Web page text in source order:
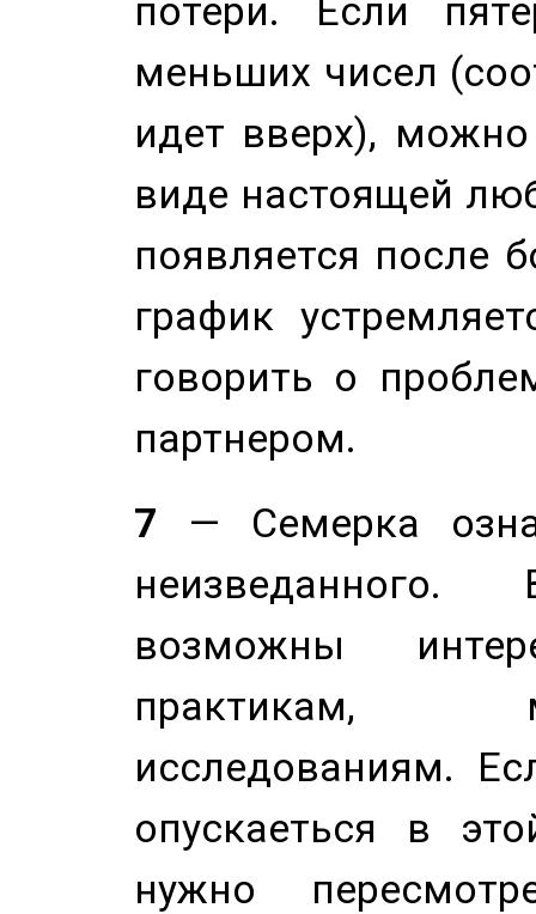
потери. Если
меньших чисел
идет вверх),
виде настоящей
появляется после
график
говорить о
партнером.
7 — Семерка
возможны
практикам,
исследованиям.
опускаеться в
нужно